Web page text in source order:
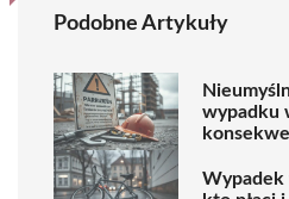
Podobne Artykuły
wypadku
Wypadek